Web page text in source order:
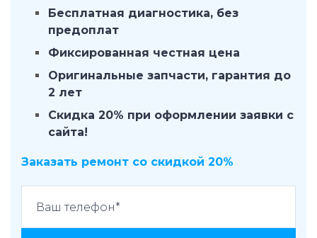
Бесплатная диагностика, без
предоплат
Фиксированная честная цена
Оригинальные запчасти, гарантия до
2 лет
Скидка 20% при оформлении заявки с
сайта!
Заказать ремонт со скидкой 20%